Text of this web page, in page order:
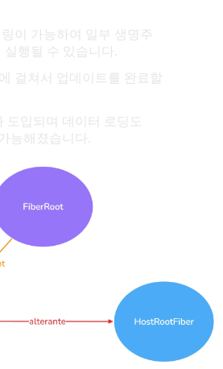
이 가능하여 일부 생명주
행될 수 있습니다.
걸쳐서 업데이트를 완료할
도입되며 데이터 로딩도
능해졌습니다.